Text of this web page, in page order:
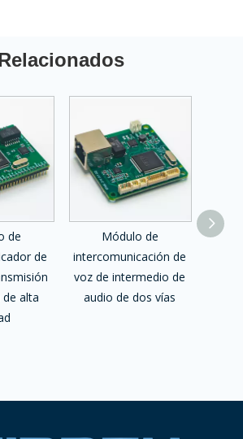
de
de
alta
Módulo de
intercomunicación de
voz de intermedio de
audio de dos vías